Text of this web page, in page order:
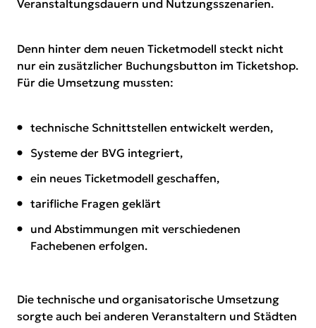
Veranstaltungsdauern und Nutzungsszenarien.
Denn hinter dem neuen Ticketmodell steckt nicht
nur ein zusätzlicher Buchungsbutton im Ticketshop.
Für die Umsetzung mussten:
technische Schnittstellen entwickelt werden,
Systeme der BVG integriert,
ein neues Ticketmodell geschaffen,
tarifliche Fragen geklärt
und Abstimmungen mit verschiedenen
Fachebenen erfolgen.
Die technische und organisatorische Umsetzung
sorgte auch bei anderen Veranstaltern und Städten